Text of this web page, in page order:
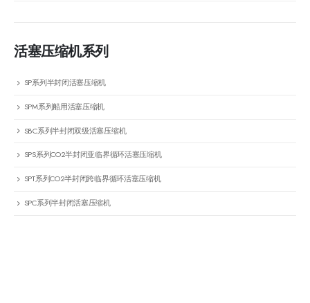
活塞压缩机系列
SP系列半封闭活塞压缩机
SPM系列船用活塞压缩机
SBC系列半封闭双级活塞压缩机
SPS系列CO2半封闭亚临界循环活塞压缩机
SPT系列CO2半封闭跨临界循环活塞压缩机
SPC系列半封闭活塞压缩机